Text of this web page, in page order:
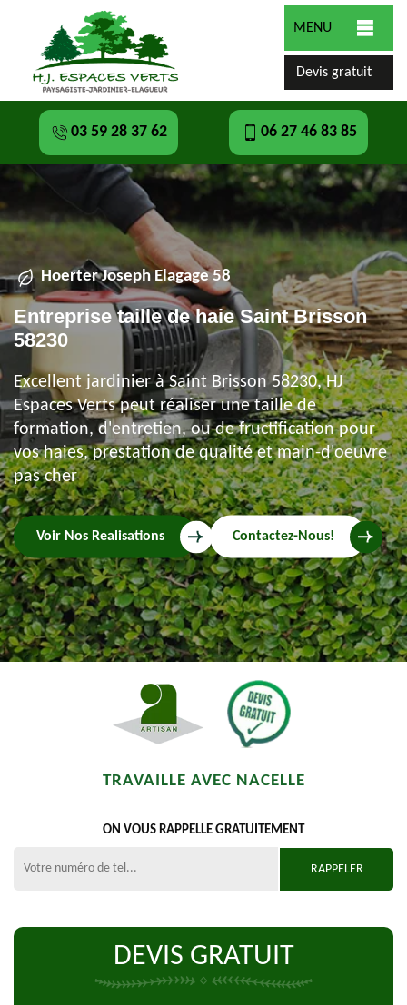
MENU
Devis gratuit
03 59 28 37 62 06 27 46 83 85
Hoerter Joseph Elagage 58
Entreprise taille de haie Saint Brisson
58230
Excellent jardinier à Saint Brisson 58230, HJ
Espaces Verts peut réaliser une taille de
formation, d'entretien, ou de fructification pour
vos haies, prestation de qualité et main-d'oeuvre
pas cher
Voir Nos Realisations Contactez-Nous!
TRAVAILLE AVEC NACELLE
ON VOUS RAPPELLE GRATUITEMENT
DEVIS GRATUIT